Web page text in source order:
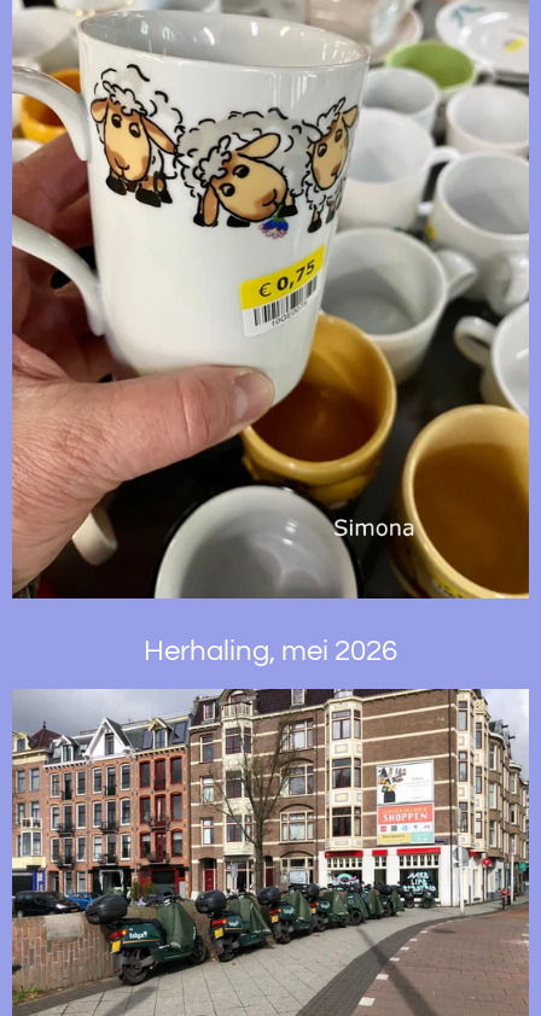
Herhaling, mei 2026